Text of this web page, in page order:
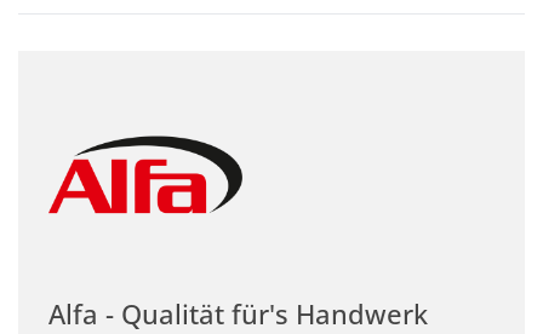
Alfa - Qualität für's Handwerk